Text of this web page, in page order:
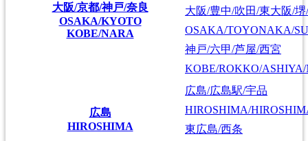
大阪/京都/神戸/奈良
OSAKA/KYOTO
KOBE/NARA
大阪/豊中/吹田/東大阪/
OSAKA/TOYONAKA/
神戸/六甲/芦屋/西宮
KOBE/ROKKO/
広島
HIROSHIMA
広島/広島駅/宇品
HIROSHIMA/
東広島/西条